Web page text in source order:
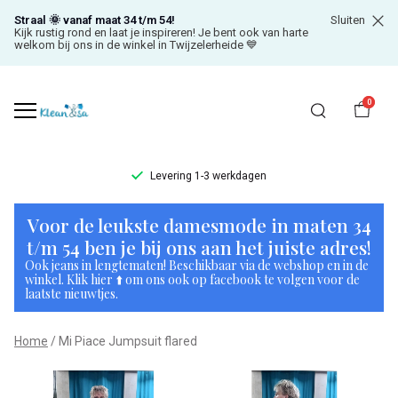
Straal 🌞 vanaf maat 34 t/m 54!
Kijk rustig rond en laat je inspireren! Je bent ook van harte
welkom bij ons in de winkel in Twijzelerheide 💙
Sluiten
0
Levering 1-3 werkdagen
Mi
Piace
Jumpsuit
flared
-
Voor de leukste damesmode in maten 34
t/m 54 ben je bij ons aan het juiste adres!
Ook jeans in lengtematen! Beschikbaar via de webshop en in de
winkel. Klik hier ⬆️ om ons ook op facebook te volgen voor de
laatste nieuwtjes.
Home Mi Piace Jumpsuit flared